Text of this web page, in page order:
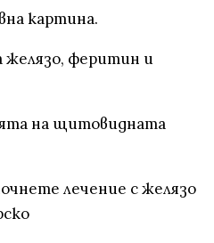
картина.
желязо, феритин и
на щитовидната
лечение с желязо